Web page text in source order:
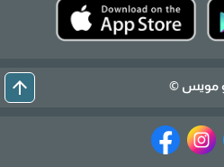
مويس © arrow_upward